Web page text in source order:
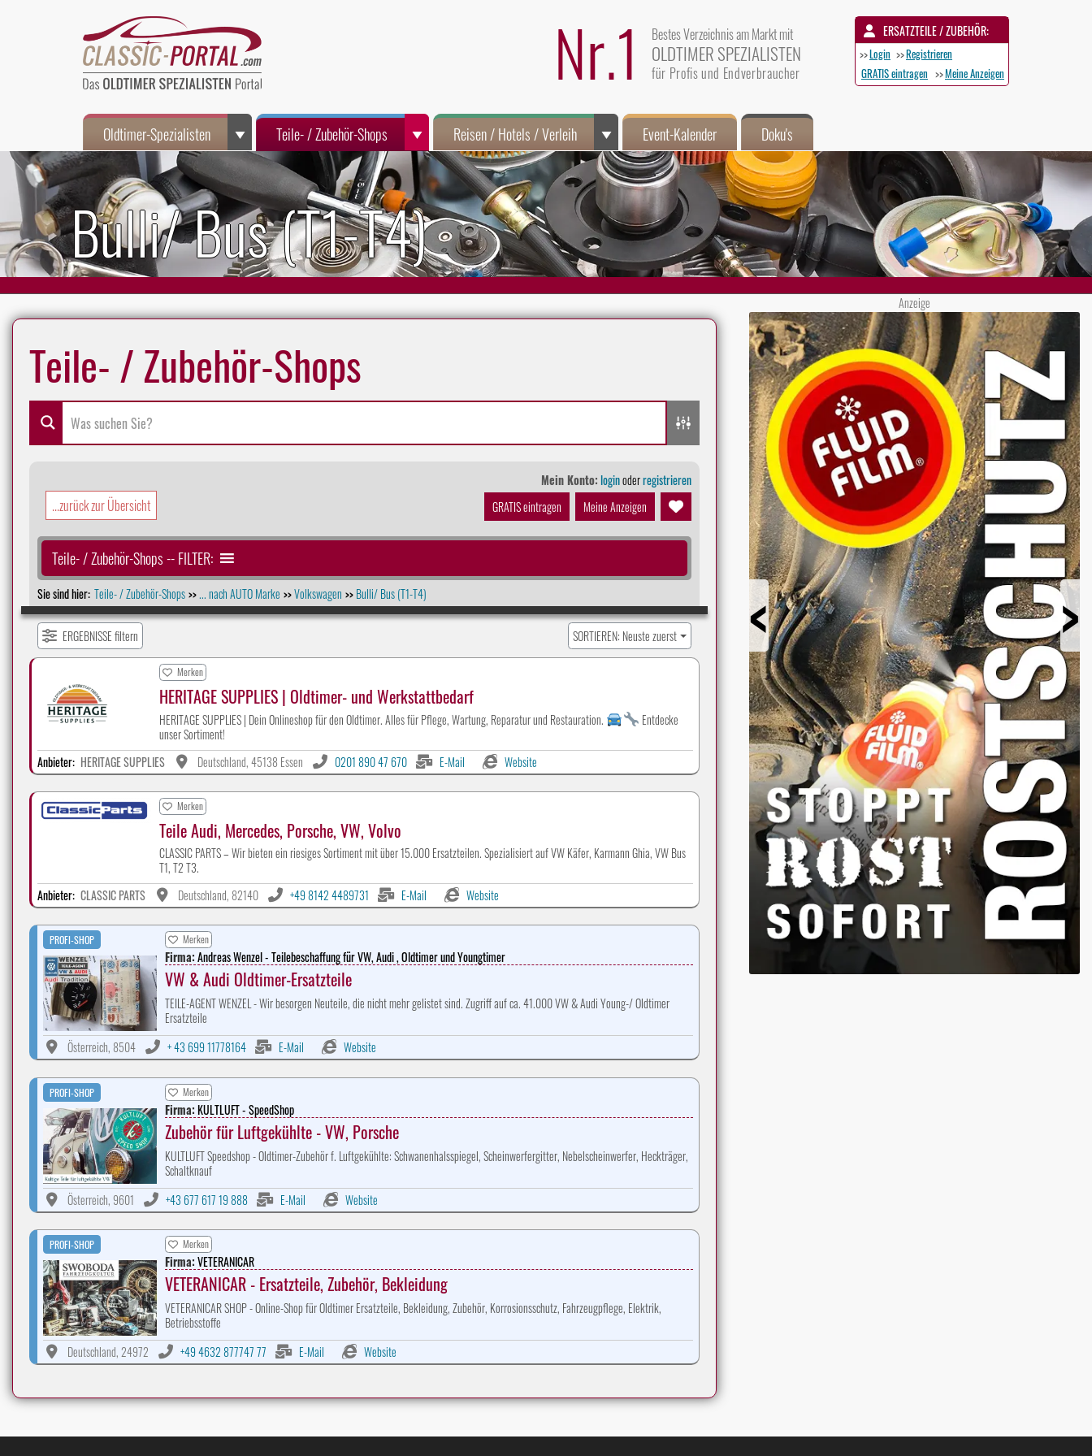
ERSATZTEILE / ZUBEHÖR:
>>Login >>Registrieren
GRATIS eintragen >>Meine Anzeigen
Nr.1 Bestes Verzeichnis am Markt mit
OLDTIMER SPEZIALISTEN
für Profis und Endverbraucher
Oldtimer-Spezialisten Teile- / Zubehör-Shops Reisen / Hotels / Verleih Event-Kalender Doku's
Bulli/ Bus (T1-T4)
Teile- / Zubehör-Shops
...zurück zur Übersicht
Mein Konto: loginoderregistrieren
GRATIS eintragen
Meine Anzeigen
Teile- / Zubehör-Shops -- FILTER:
Sie sind hier: Teile- / Zubehör-Shops >>... nach AUTO Marke >>Volkswagen >> Bulli/ Bus (T1-T4)
ERGEBNISSE filtern SORTIEREN: Neuste zuerst
Merken
HERITAGE SUPPLIES | Oldtimer- und Werkstattbedarf
HERITAGE SUPPLIES | Dein Onlineshop für den Oldtimer. Alles für Pflege, Wartung, Reparatur und Restauration.
Entdecke
unser Sortiment!
Anbieter: HERITAGE SUPPLIES Deutschland, 45138 Essen 0201 890 47 670 E-Mail Website
Merken
Teile Audi, Mercedes, Porsche, VW, Volvo
CLASSIC PARTS – Wir bieten ein riesiges Sortiment mit über 15.000 Ersatzteilen. Spezialisiert auf VW Käfer, Karmann Ghia, VW Bus
T1, T2 T3.
Anbieter: CLASSIC PARTS Deutschland, 82140 +49 8142 4489731 E-Mail Website
PROFI-SHOP Merken
Firma:Andreas Wenzel - Teilebeschaffung für VW, Audi , Oldtimer und Youngtimer
VW & Audi Oldtimer-Ersatzteile
TEILE-AGENT WENZEL - Wir besorgen Neuteile, die nicht mehr gelistet sind. Zugriff auf ca. 41.000 VW & Audi Young-/ Oldtimer
Ersatzteile
Österreich, 8504
+ 43 699 11778164 E-Mail Website
PROFI-SHOP Merken
Firma:KULTLUFT - SpeedShop
Zubehör für Luftgekühlte - VW, Porsche
KULTLUFT Speedshop - Oldtimer-Zubehör f. Luftgekühlte: Schwanenhalsspiegel, Scheinwerfergitter, Nebelscheinwerfer, Heckträger,
Schaltknauf
Österreich, 9601
+43 677 617 19 888 E-Mail Website
PROFI-SHOP Merken
Firma:VETERANICAR
VETERANICAR - Ersatzteile, Zubehör, Bekleidung
VETERANICAR SHOP - Online-Shop für Oldtimer Ersatzteile, Bekleidung, Zubehör, Korrosionsschutz, Fahrzeugpflege, Elektrik,
Betriebsstoffe
Deutschland, 24972
+49 4632 877747 77 E-Mail Website
Anzeige
Next
Prev